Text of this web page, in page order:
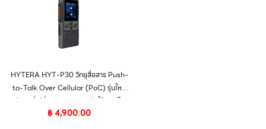
HYTERA HYT-P30 วิทยุสื่อสาร Push-
to-Talk Over Cellular (PoC) รุ่นใหม่
ล่าสุด ที่เปลี่ยนนิยามการติดต่อให้รวดเร็ว
ฉับไว ทะลุทุกข้อจำกัด!
฿4,900.00